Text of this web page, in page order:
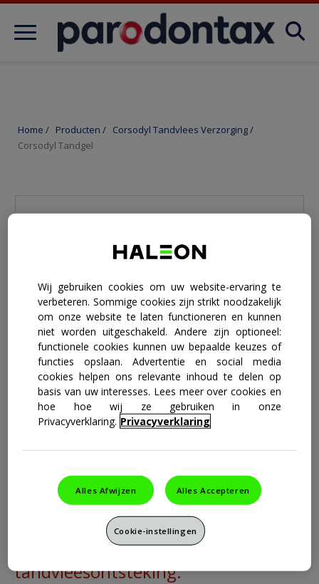
Skip to main content
Over tandvleesaandoeningen
Home / Producten / Corsodyl Tandvlees Verzorging/
Corsodyl Tandgel
Corsodyl Tandgel2
Voor kortdurende toepassing bij
tandvleesontsteking.
Wij gebruiken cookies om uw website-ervaring te
verbeteren. Sommige cookies zijn strikt noodzakelijk
om onze website te laten functioneren en kunnen
niet worden uitgeschakeld. Andere zijn optioneel:
functionele cookies kunnen uw bepaalde keuzes of
functies opslaan. Advertentie en social media
cookies helpen ons relevante inhoud te delen op
basis van uw interesses. Lees meer over cookies en
hoe hoe wij ze gebruiken in onze
Privacyverklaring. Privacyverklaring
Alles Afwijzen Alles Accepteren
Cookie-instellingen